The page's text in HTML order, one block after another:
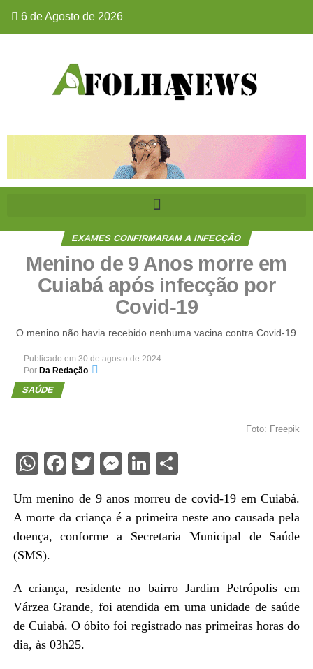
6 de Agosto de 2026
EXAMES CONFIRMARAM A INFECÇÃO
Menino de 9 Anos morre em
Cuiabá após infecção por
Covid-19
O menino não havia recebido nenhuma vacina contra Covid-19
Publicado em 30 de agosto de 2024
Por Da Redação
SAÚDE
Foto: Freepik
WhatsApp
Facebook
Twitter
Messenger
LinkedIn
Share
Um menino de 9 anos morreu de covid-19 em Cuiabá.
A morte da criança é a primeira neste ano causada pela
doença, conforme a Secretaria Municipal de Saúde
(SMS).
A criança, residente no bairro Jardim Petrópolis em
Várzea Grande, foi atendida em uma unidade de saúde
de Cuiabá. O óbito foi registrado nas primeiras horas do
dia, às 03h25.